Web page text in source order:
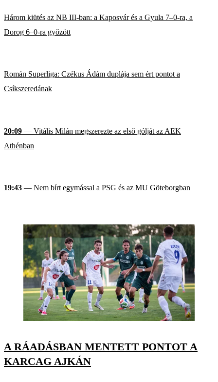
Három kiütés az NB III-ban: a Kaposvár és a Gyula 7–0-ra, a
Dorog 6–0-ra győzött
Román Superliga: Czékus Ádám duplája sem ért pontot a
Csíkszeredának
20:09 — Vitális Milán megszerezte az első gólját az AEK
Athénban
19:43 — Nem bírt egymással a PSG és az MU Göteborgban
A RÁADÁSBAN MENTETT PONTOT A
KARCAG AJKÁN